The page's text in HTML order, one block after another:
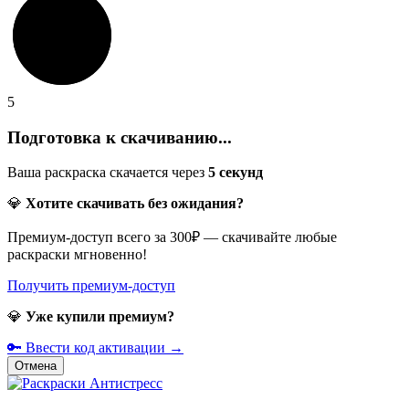
5
Подготовка к скачиванию...
Ваша раскраска скачается через 5 секунд
💎 Хотите скачивать без ожидания?
Премиум-доступ всего за 300₽ — скачивайте любые
раскраски мгновенно!
Получить премиум-доступ
💎 Уже купили премиум?
🔑 Ввести код активации →
Отмена